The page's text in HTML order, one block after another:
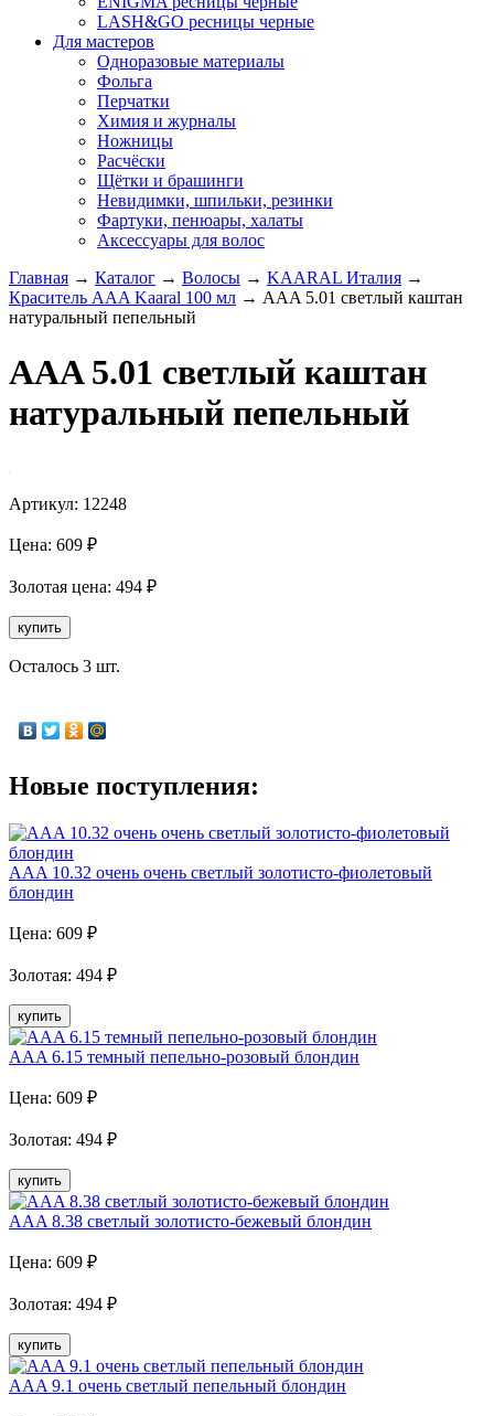
LASH&GO ресницы черные
Для мастеров
Одноразовые материалы
Фольга
Перчатки
Химия и журналы
Ножницы
Расчёски
Щётки и брашинги
Невидимки, шпильки, резинки
Фартуки, пенюары, халаты
Аксессуары для волос
Главная → Каталог → Волосы → KAARAL Италия →
Краситель AAA Kaaral 100 мл → AAA 5.01 светлый каштан
натуральный пепельный
AAA 5.01 светлый каштан
натуральный пепельный
Артикул: 12248
Цена: 609 ₽
Золотая цена: 494 ₽
купить
Осталось 3 шт.
Новые поступления:
AAA 10.32 очень очень светлый золотисто-фиолетовый
блондин
Цена: 609 ₽
Золотая: 494 ₽
купить
AAA 6.15 темный пепельно-розовый блондин
Цена: 609 ₽
Золотая: 494 ₽
купить
AAA 8.38 светлый золотисто-бежевый блондин
Цена: 609 ₽
Золотая: 494 ₽
купить
AAA 9.1 очень светлый пепельный блондин